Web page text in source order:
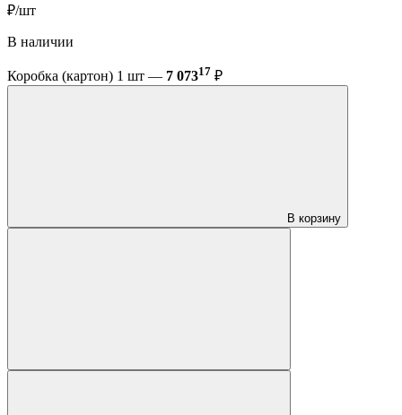
₽/шт
В наличии
Коробка (картон) 1 шт — 7 07317 ₽
В корзину